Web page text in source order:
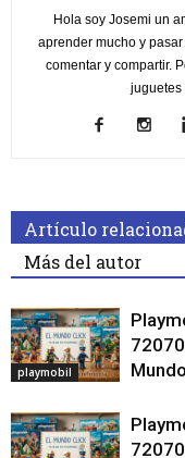
Hola soy Josemi un
aprender mucho y
comentar y compartir.
juguetes
Artículo
Más del autor
playmobil